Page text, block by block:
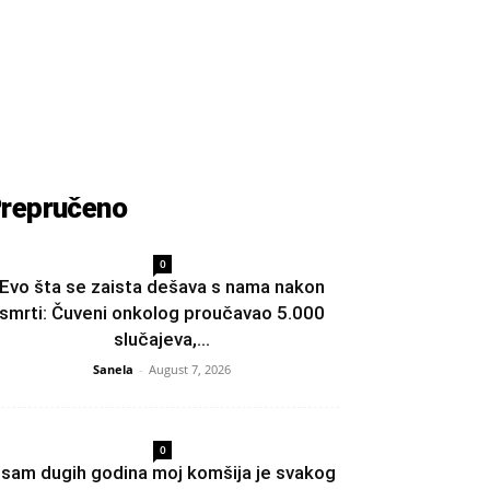
0
Evo šta se zaista dešava s nama nakon
smrti: Čuveni onkolog proučavao 5.000
slučajeva,...
Sanela - August 7, 2026
0
dugih godina moj komšija je svakog